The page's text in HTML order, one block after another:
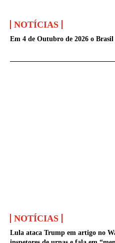
NOTÍCIAS
Em 4 de Outubro de 2026 o
NOTÍCIAS
Lula ataca Trump em artigo no